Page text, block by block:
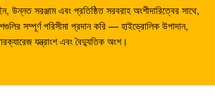
ট্র্যাভেল গিয়ারবক্স DH258-7 DX260
উন্নত সরঞ্জাম এবং প্রতিষ্ঠিত সরবরাহ অংশীদারিত্বের সাথে,
সম্পূর্ণ পরিসীমা প্রদান করি — হাইড্রোলিক উপাদান,
যন্ত্রাংশ এবং বৈদ্যুতিক অংশ।